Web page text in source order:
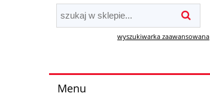
wyszukiwarka zaawansowana
Menu